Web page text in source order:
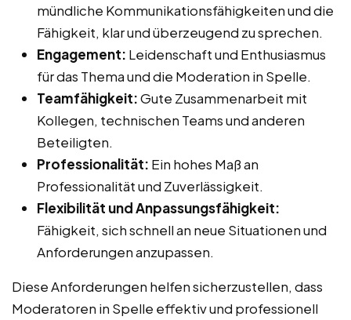
mündliche Kommunikationsfähigkeiten und die
Fähigkeit, klar und überzeugend zu sprechen.
Engagement: Leidenschaft und Enthusiasmus
für das Thema und die Moderation in Spelle.
Teamfähigkeit:Gute Zusammenarbeit mit
Kollegen, technischen Teams und anderen
Beteiligten.
Professionalität: Ein hohes Maß an
Professionalität und Zuverlässigkeit.
Flexibilität und Anpassungsfähigkeit:
Fähigkeit, sich schnell an neue Situationen und
Anforderungen anzupassen.
Diese Anforderungen helfen sicherzustellen, dass
Moderatoren in Spelle effektiv und professionell